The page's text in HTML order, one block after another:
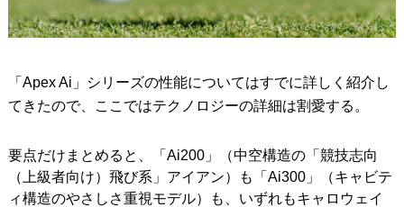
「Apex Ai」シリーズの性能についてはすでに詳しく紹介し
てきたので、ここではテクノロジーの詳細は割愛する。
要点だけまとめると、「Ai200」（中空構造の「競技志向
（上級者向け）飛び系」アイアン）も「Ai300」（キャビテ
ィ構造のやさしさ重視モデル）も、いずれもキャロウェイ